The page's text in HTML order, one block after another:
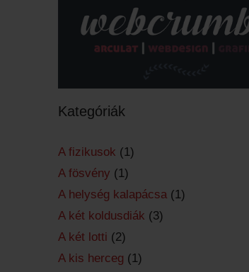
Kategóriák
A fizikusok (1)
A fösvény (1)
A helység kalapácsa (1)
A két koldusdiák (3)
A két lotti (2)
A kis herceg (1)